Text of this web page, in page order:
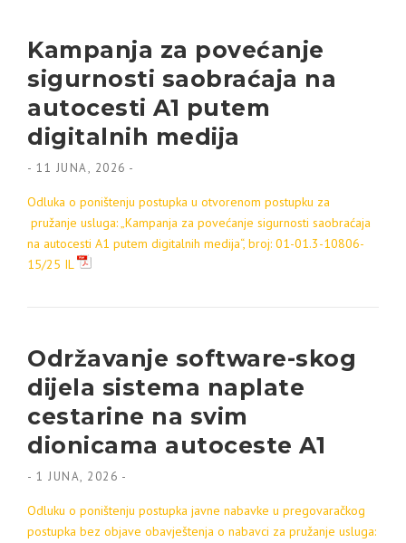
Kampanja za povećanje
sigurnosti saobraćaja na
autocesti A1 putem
digitalnih medija
- 11 JUNA, 2026 -
Odluka o poništenju postupka u otvorenom postupku za
pružanje usluga:„Kampanja za povećanje sigurnosti saobraćaja
na autocesti A1 putem digitalnih medija“, broj: 01-01.3-10806-
15/25 IL
Održavanje software-skog
dijela sistema naplate
cestarine na svim
dionicama autoceste A1
- 1 JUNA, 2026 -
Odluku o poništenju postupka javne nabavke u pregovaračkog
postupka bez objave obavještenja o nabavci za pružanje usluga: